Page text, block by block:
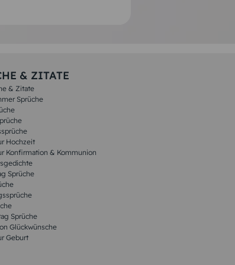
& ZITATE
& Zitate
Sprüche
Hochzeit
Konfirmation & Kommunion
Sprüche
Sprüche
Glückwünsche
Geburt